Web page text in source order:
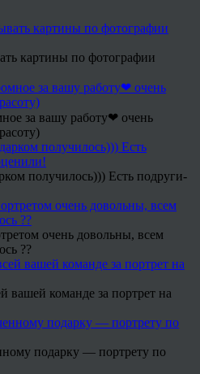
картины по фотографии
за вашу работу❤ очень
получилось))) Есть подруги-
очень довольны, всем
??
вашей команде за портрет на
подарку — портрету по